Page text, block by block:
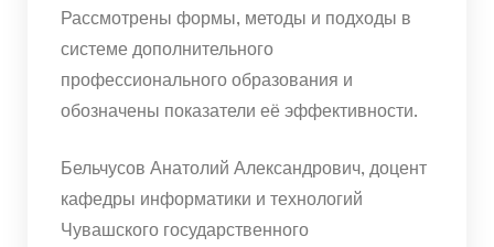
Рассмотрены формы, методы и подходы в
системе дополнительного
профессионального образования и
обозначены показатели её эффективности.
Бельчусов Анатолий Александрович, доцент
кафедры информатики и технологий
Чувашского государственного